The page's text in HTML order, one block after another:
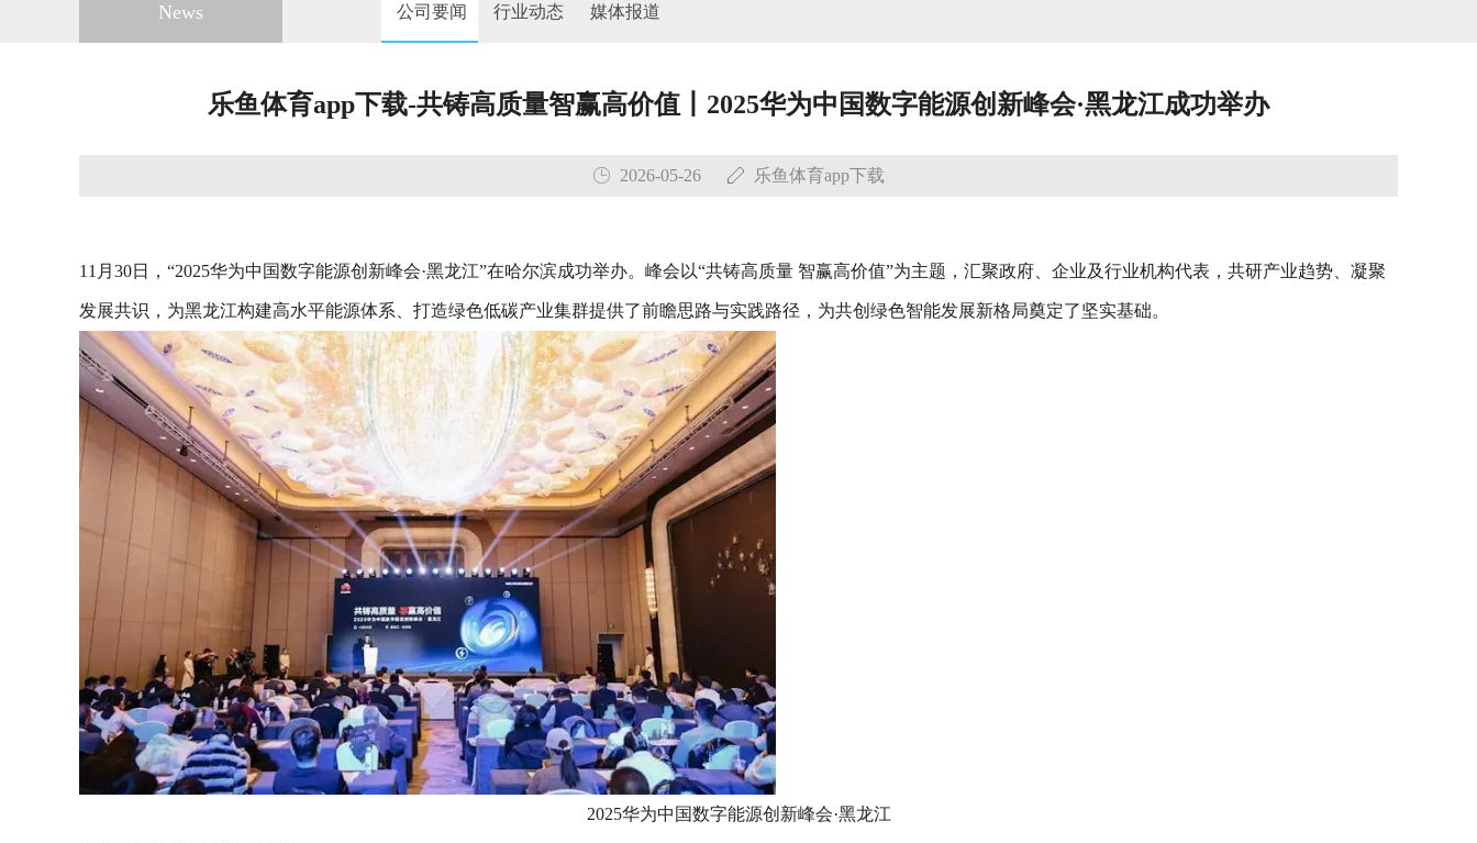
News 公司要闻 行业动态 媒体报道
乐鱼体育app下载-共铸高质量智赢高价值丨2025华为中国数字能源创新峰会·黑龙江成功举办
2026-05-26 乐鱼体育app下载
11月30日，“2025华为中国数字能源创新峰会·黑龙江”在哈尔滨成功举办。峰会以“共铸高质量 智赢高价值”为主题，汇聚政府、企业及行业机构代表，共研产业趋势、凝聚
发展共识，为黑龙江构建高水平能源体系、打造绿色低碳产业集群提供了前瞻思路与实践路径，为共创绿色智能发展新格局奠定了坚实基础。
2025华为中国数字能源创新峰会·黑龙江